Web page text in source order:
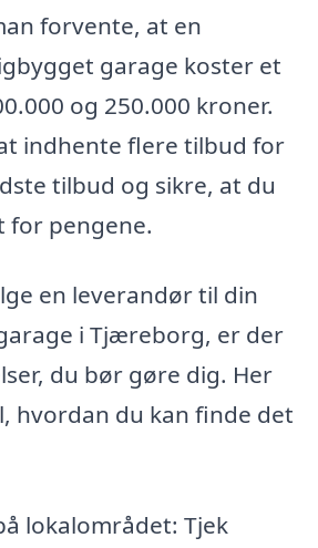
forvente, at en
garage koster et
og 250.000 kroner.
indhente flere tilbud for
tilbud og sikre, at du
for pengene.
en leverandør til din
i Tjæreborg, er der
du bør gøre dig. Her
hvordan du kan finde det
lokalområdet: Tjek